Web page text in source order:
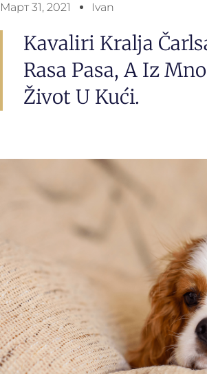
Март 31, 2021 Ivan
Kavaliri Kralja
Rasa Pasa, A Iz
Život U Kući.